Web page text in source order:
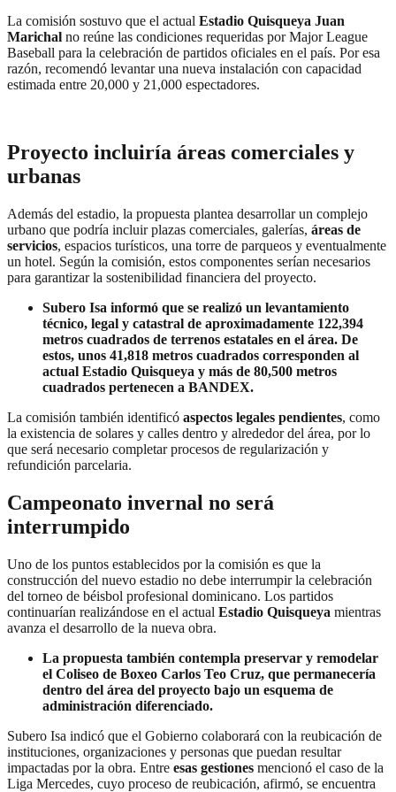
La comisión sostuvo que el actual Estadio Quisqueya Juan
Marichal no reúne las condiciones requeridas por Major League
Baseball para la celebración de partidos oficiales en el país. Por esa
razón, recomendó levantar una nueva instalación con capacidad
estimada entre 20,000 y 21,000 espectadores.
Proyecto incluiría áreas comerciales y
urbanas
Además del estadio, la propuesta plantea desarrollar un complejo
urbano que podría incluir plazas comerciales, galerías, áreas de
servicios, espacios turísticos, una torre de parqueos y eventualmente
un hotel. Según la comisión, estos componentes serían necesarios
para garantizar la sostenibilidad financiera del proyecto.
Subero Isa informó que se realizó un levantamiento
técnico, legal y catastral de aproximadamente 122,394
metros cuadrados de terrenos estatales en el área. De
estos, unos 41,818 metros cuadrados corresponden al
actual Estadio Quisqueya y más de 80,500 metros
cuadrados pertenecen a BANDEX.
La comisión también identificó aspectos legales pendientes, como
la existencia de solares y calles dentro y alrededor del área, por lo
que será necesario completar procesos de regularización y
refundición parcelaria.
Campeonato invernal no será
interrumpido
Uno de los puntos establecidos por la comisión es que la
construcción del nuevo estadio no debe interrumpir la celebración
del torneo de béisbol profesional dominicano. Los partidos
continuarían realizándose en el actual Estadio Quisqueya mientras
avanza el desarrollo de la nueva obra.
La propuesta también contempla preservar y remodelar
el Coliseo de Boxeo Carlos Teo Cruz, que permanecería
dentro del área del proyecto bajo un esquema de
administración diferenciado.
Subero Isa indicó que el Gobierno colaborará con la reubicación de
instituciones, organizaciones y personas que puedan resultar
impactadas por la obra. Entre esas gestiones mencionó el caso de la
Liga Mercedes, cuyo proceso de reubicación, afirmó, se encuentra